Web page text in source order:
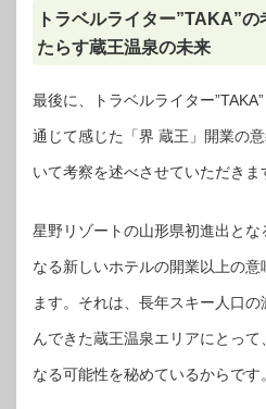
トラベルライター”TAKA”
たらす蔵王温泉の未来
最後に、トラベルライター
通じて感じた「界 蔵王」開業の
いて考察を述べさせていただきま
星野リゾートの山形県初進出と
なる新しいホテルの開業以上の
ます。それは、長年スキー人口
んできた蔵王温泉エリアにとっ
なる可能性を秘めているからです。